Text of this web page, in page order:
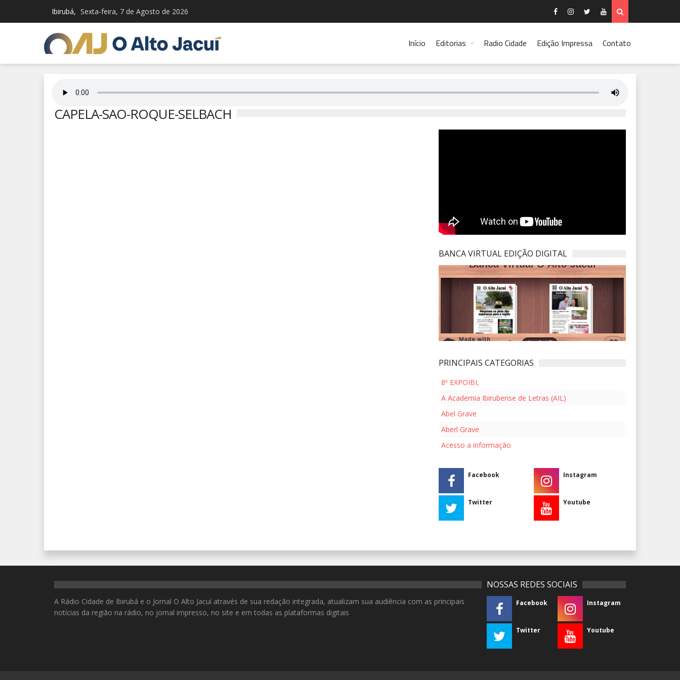
Ibirubá, Sexta-feira, 7 de Agosto de 2026
Início Editorias Radio Cidade Edição Impressa Contato
CAPELA-SAO-ROQUE-SELBACH
BANCA VIRTUAL EDIÇÃO DIGITAL
PRINCIPAIS CATEGORIAS
8ª EXPOIBI,
A Academia Ibirubense de Letras (AIL)
Abel Grave
Aberl Grave
Acesso a informação
Facebook Instagram
Twitter Youtube
A Rádio Cidade de Ibirubá e o Jornal O Alto Jacuí através de sua redação integrada, atualizam sua audiência com as principais
notícias da região na rádio, no jornal impresso, no site e em todas as plataformas digitais
NOSSAS REDES SOCIAIS
Facebook Instagram
Twitter Youtube